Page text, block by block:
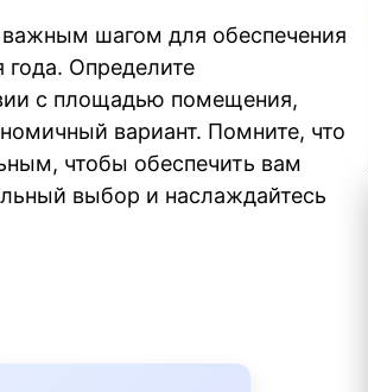
шагом для обеспечения
Определите
с площадью помещения,
вариант. Помните, что
чтобы обеспечить вам
выбор и наслаждайтесь
NEWS /// НОВОСТИ (СМИ) ///